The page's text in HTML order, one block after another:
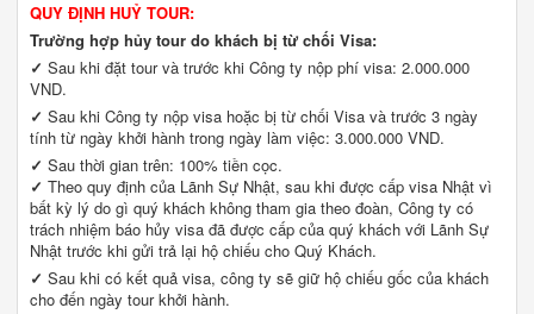
QUY ĐỊNH HUỶ TOUR:
Trường hợp hủy tour do khách bị từ chối Visa:
✓Sau khi đặt tour và trước khi Công ty nộp phí visa: 2.000.000
VND.
✓Sau khi Công ty nộp visa hoặc bị từ chối Visa và trước 3 ngày
tính từ ngày khởi hành trong ngày làm việc: 3.000.000 VND.
✓Sau thời gian trên: 100% tiền cọc.
✓Theo quy định của Lãnh Sự Nhật, sau khi được cấp visa Nhật vì
bất kỳ lý do gì quý khách không tham gia theo đoàn, Công ty có
trách nhiệm báo hủy visa đã được cấp của quý khách với Lãnh Sự
Nhật trước khi gửi trả lại hộ chiếu cho Quý Khách.
✓Sau khi có kết quả visa, công ty sẽ giữ hộ chiếu gốc của khách
cho đến ngày tour khởi hành.